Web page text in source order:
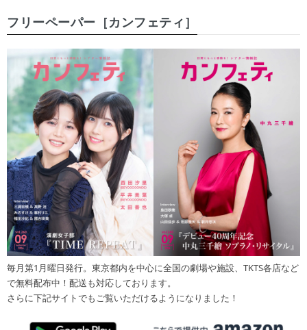
フリーペーパー［カンフェティ］
毎月第1月曜日発行。東京都内を中心に全国の劇場や施設、TKTS各店など
で無料配布中！配送も対応しております。
さらに下記サイトでもご覧いただけるようになりました！